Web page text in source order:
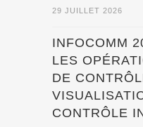
29 JUILLET 2026
INFOCOMM
LES
DE
CONTRÔLE